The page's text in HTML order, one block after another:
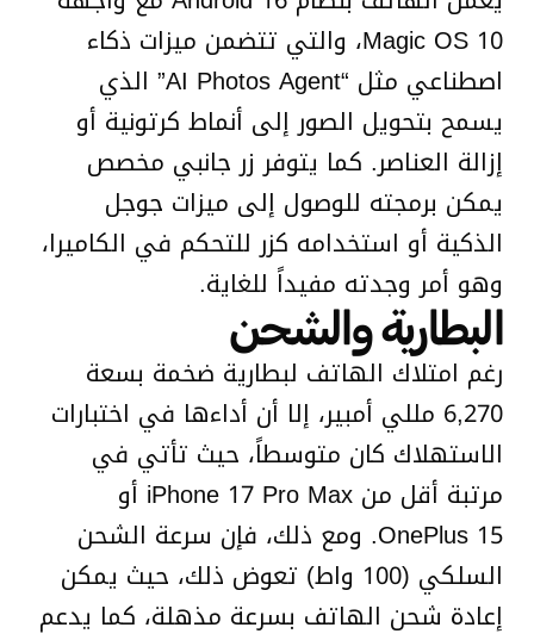
Magic OS 10، والتي تتضمن ميزات ذكاء
اصطناعي مثل “AI Photos Agent” الذي
يسمح بتحويل الصور إلى أنماط كرتونية أو
إزالة العناصر. كما يتوفر زر جانبي مخصص
يمكن برمجته للوصول إلى ميزات جوجل
الذكية أو استخدامه كزر للتحكم في الكاميرا،
وهو أمر وجدته مفيداً للغاية.
البطارية والشحن
رغم امتلاك الهاتف لبطارية ضخمة بسعة
6,270 مللي أمبير، إلا أن أداءها في اختبارات
الاستهلاك كان متوسطاً، حيث تأتي في
مرتبة أقل من iPhone 17 Pro Max أو
OnePlus 15. ومع ذلك، فإن سرعة الشحن
السلكي (100 واط) تعوض ذلك، حيث يمكن
إعادة شحن الهاتف بسرعة مذهلة، كما يدعم